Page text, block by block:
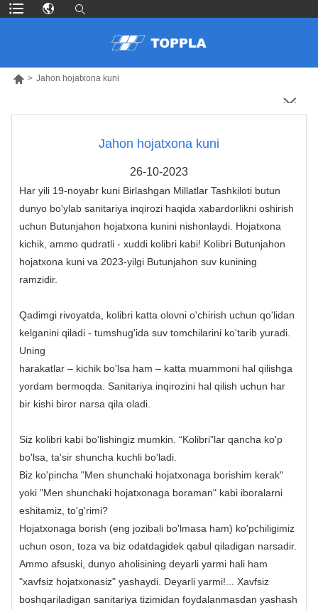
 > Jahon hojatxona kuni
Jahon hojatxona kuni
26-10-2023
Har yili 19-noyabr kuni Birlashgan Millatlar Tashkiloti butun
dunyo bo'ylab sanitariya inqirozi haqida xabardorlikni oshirish
uchun Butunjahon hojatxona kunini nishonlaydi. Hojatxona
kichik, ammo qudratli - xuddi kolibri kabi! Kolibri Butunjahon
hojatxona kuni va 2023-yilgi Butunjahon suv kunining
ramzidir.
Qadimgi rivoyatda, kolibri katta olovni o'chirish uchun qo'lidan
kelganini qiladi - tumshug'ida suv tomchilarini ko'tarib yuradi.
Uning
harakatlar – kichik bo'lsa ham – katta muammoni hal qilishga
yordam bermoqda. Sanitariya inqirozini hal qilish uchun har
bir kishi biror narsa qila oladi.
Siz kolibri kabi bo'lishingiz mumkin. “Kolibri”lar qancha ko'p
bo'lsa, ta'sir shuncha kuchli bo'ladi.
Biz ko'pincha "Men shunchaki hojatxonaga borishim kerak"
yoki "Men shunchaki hojatxonaga boraman" kabi iboralarni
eshitamiz, to'g'rimi?
Hojatxonaga borish (eng jozibali bo'lmasa ham) ko'pchiligimiz
uchun oson, toza va biz odatdagidek qabul qiladigan narsadir.
Ammo afsuski, dunyo aholisining deyarli yarmi hali ham
"xavfsiz hojatxonasiz" yashaydi. Deyarli yarmi!... Xavfsiz
boshqariladigan sanitariya tizimidan foydalanmasdan yashash